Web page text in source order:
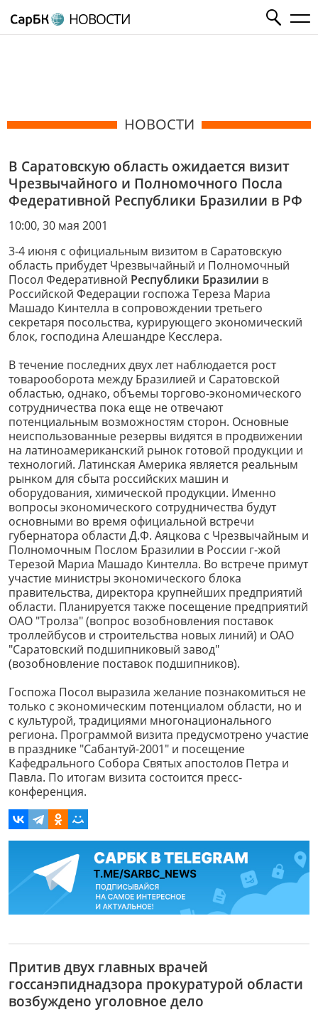
НОВОСТИ
НОВОСТИ
В Саратовскую область ожидается визит
Чрезвычайного и Полномочного Посла
Федеративной Республики Бразилии в РФ
10:00, 30 мая 2001
3-4 июня с официальным визитом в Саратовскую
область прибудет Чрезвычайный и Полномочный
Посол Федеративной Республики Бразилии в
Российской Федерации госпожа Тереза Мариа
Машадо Кинтелла в сопровождении третьего
секретаря посольства, курирующего экономический
блок, господина Алешандре Кесслера.
В течение последних двух лет наблюдается рост
товарооборота между Бразилией и Саратовской
областью, однако, объемы торгово-экономического
сотрудничества пока еще не отвечают
потенциальным возможностям сторон. Основные
неиспользованные резервы видятся в продвижении
на латиноамериканский рынок готовой продукции и
технологий. Латинская Америка является реальным
рынком для сбыта российских машин и
оборудования, химической продукции. Именно
вопросы экономического сотрудничества будут
основными во время официальной встречи
губернатора области Д.Ф. Аяцкова с Чрезвычайным и
Полномочным Послом Бразилии в России г-жой
Терезой Мариа Машадо Кинтелла. Во встрече примут
участие министры экономического блока
правительства, директора крупнейших предприятий
области. Планируется также посещение предприятий
ОАО "Тролза" (вопрос возобновления поставок
троллейбусов и строительства новых линий) и ОАО
"Саратовский подшипниковый завод"
(возобновление поставок подшипников).
Госпожа Посол выразила желание познакомиться не
только с экономическим потенциалом области, но и
с культурой, традициями многонационального
региона. Программой визита предусмотрено участие
в празднике "Сабантуй-2001" и посещение
Кафедрального Собора Святых апостолов Петра и
Павла. По итогам визита состоится пресс-
конференция.
Притив двух главных врачей
госсанэпиднадзора прокуратурой области
возбуждено уголовное дело